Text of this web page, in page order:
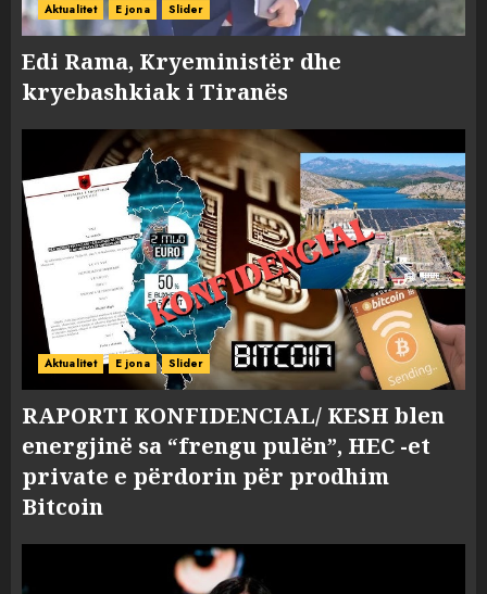
Aktualitet E jona Slider
Edi Rama, Kryeministër dhe
kryebashkiak i Tiranës
Aktualitet E jona Slider
RAPORTI KONFIDENCIAL/ KESH blen
energjinë sa “frengu pulën”, HEC -et
private e përdorin për prodhim
Bitcoin